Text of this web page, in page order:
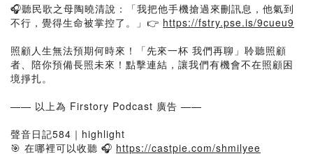
🎧聽民歌之母陶曉清說：「我把他手機搶過來刪訊息，他氣到
不行，覺得生命被掌控了。」👉 https://fstry.pse.is/9cueu9
照顧人生無法預期何時來！「先來一杯 我們再聊」聆聽照顧
者、陪你預備長照未來！點擊連結，讓我們有機會不在照顧困
境掙扎。
—— 以上為 Firstory Podcast 廣告 ——
聲音日記584｜highlight
🎯 在哪裡可以收聽 🎧 https://castpie.com/shmilyee